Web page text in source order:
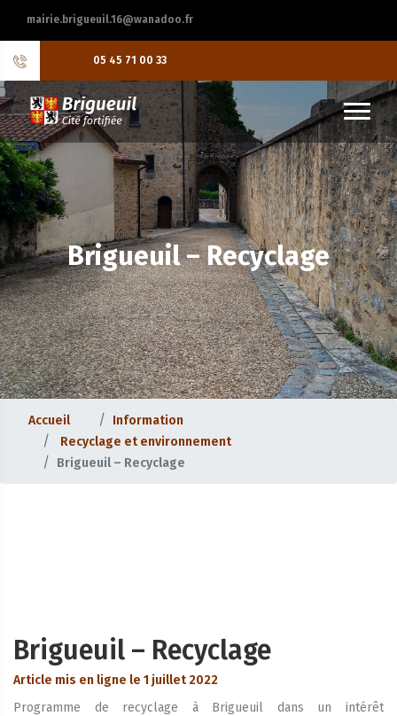
mairie.brigueuil.16@wanadoo.fr
05 45 71 00 33
Brigueuil – Recyclage
Accueil
Information
Recyclage et environnement
Brigueuil – Recyclage
Brigueuil – Recyclage
Article mis en ligne le 1 juillet 2022
Programme de recyclage à Brigueuil dans un intérêt